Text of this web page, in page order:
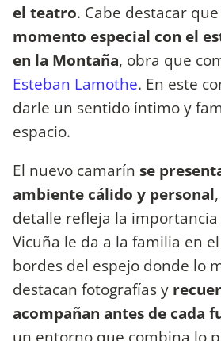
el teatro. Cabe destacar
momento especial con el
en la Montaña, obra que
Esteban Lamothe. En este
darle un sentido íntimo y
espacio.
El nuevo camarín se
ambiente cálido y personal
detalle refleja la
Vicuña le da a la familia en
bordes del espejo donde lo
destacan fotografías y
acompañan antes de cada
un entorno que combina lo